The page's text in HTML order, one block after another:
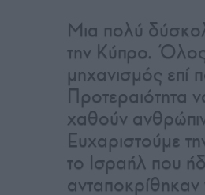
Μια πολύ
την Κύπρο.
μηχανισμός επί
Προτεραιότητα
χαθούν
Ευχαριστούμε
το Ισραήλ που
ανταποκρίθηκαν